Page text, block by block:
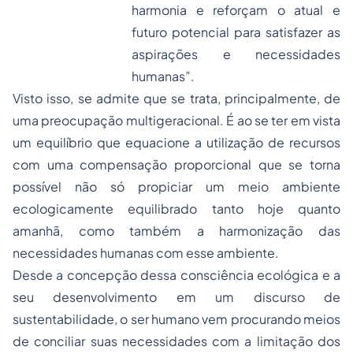
harmonia e reforçam o atual e
futuro potencial para satisfazer as
aspirações e necessidades
humanas”.
Visto isso, se admite que se trata, principalmente, de
uma preocupação multigeracional. É ao se ter em vista
um equilíbrio que equacione a utilização de recursos
com uma compensação proporcional que se torna
possível não só propiciar um meio ambiente
ecologicamente equilibrado tanto hoje quanto
amanhã, como também a harmonização das
necessidades humanas com esse ambiente.
Desde a concepção dessa consciência ecológica e a
seu desenvolvimento em um discurso de
sustentabilidade, o ser humano vem procurando meios
de conciliar suas necessidades com a limitação dos